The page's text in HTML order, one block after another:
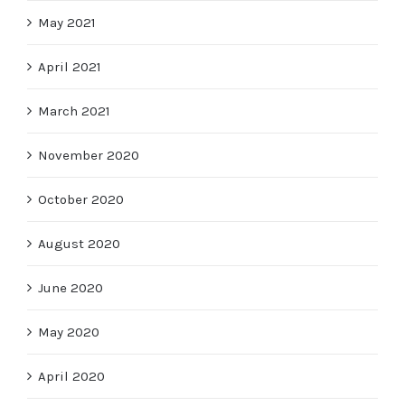
May 2021
April 2021
March 2021
November 2020
October 2020
August 2020
June 2020
May 2020
April 2020